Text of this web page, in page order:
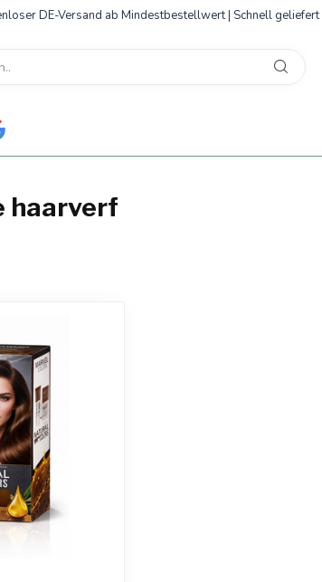
DE-Versand ab Mindestbestellwert | Schnell geliefert
haarverf